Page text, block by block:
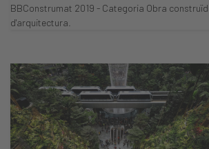
BBConstrumat 2019 - Categoria Obra
d'arquitectura.